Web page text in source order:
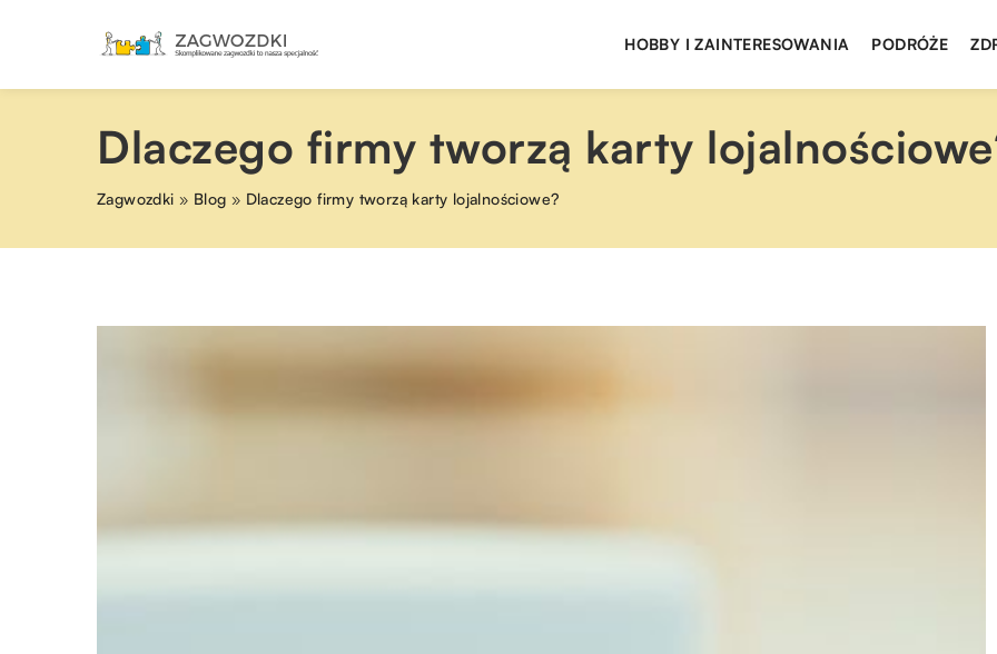
HOBBY I ZAINTERESOWANIA PODRÓŻE
Dlaczego firmy tworzą karty
Zagwozdki » Blog » Dlaczego firmy tworzą karty lojalnościowe?